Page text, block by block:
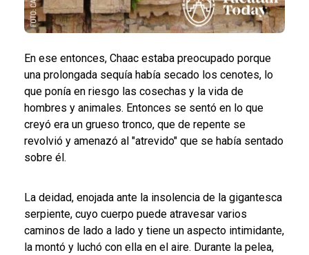
En ese entonces, Chaac estaba preocupado porque
una prolongada sequía había secado los cenotes, lo
que ponía en riesgo las cosechas y la vida de
hombres y animales. Entonces se sentó en lo que
creyó era un grueso tronco, que de repente se
revolvió y amenazó al "atrevido" que se había sentado
sobre él.
La deidad, enojada ante la insolencia de la gigantesca
serpiente, cuyo cuerpo puede atravesar varios
caminos de lado a lado y tiene un aspecto intimidante,
la montó y luchó con ella en el aire. Durante la pelea,